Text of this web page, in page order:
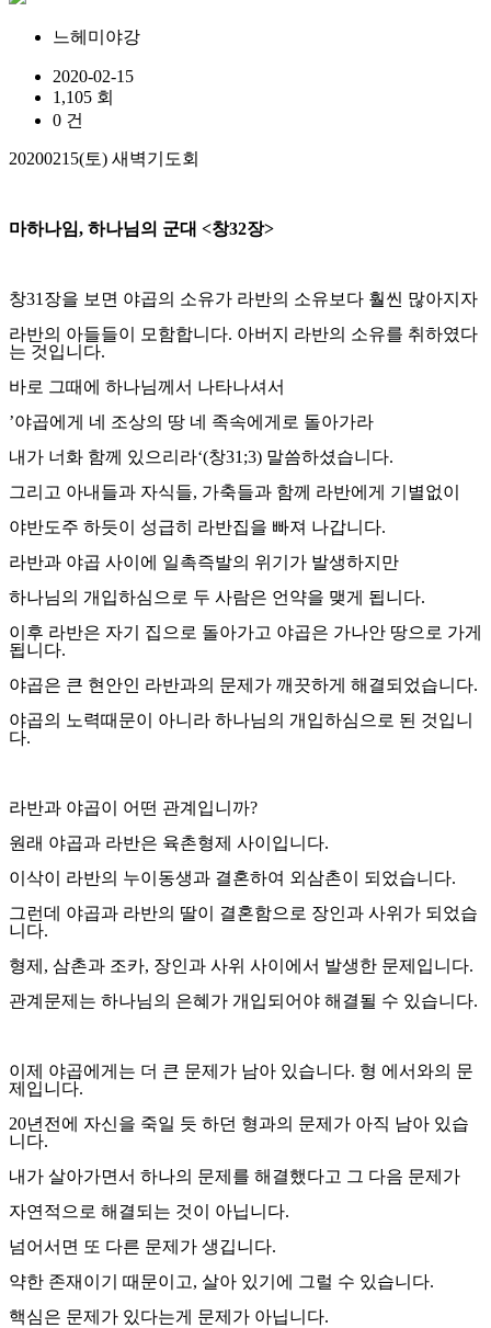
느헤미야강
2020-02-15
1,105 회
0 건
20200215(토) 새벽기도회
마하나임, 하나님의 군대 <창32장>
창31 장을 보면 야곱의 소유가 라반의 소유보다 훨씬 많아지자
라반의 아들들이 모함합니다. 아버지 라반의 소유를 취하였다
는 것입니다.
바로 그때에 하나님께서 나타나셔서
’야곱에게 네 조상의 땅 네 족속에게로 돌아가라
내가 너화 함께 있으리라‘(창31;3) 말씀하셨습니다.
그리고 아내들과 자식들, 가축들과 함께 라반에게 기별없이
야반도주 하듯이 성급히 라반집을 빠져 나갑니다.
라반과 야곱 사이에 일촉즉발의 위기가 발생하지만
하나님의 개입하심으로 두 사람은 언약을 맺게 됩니다.
이후 라반은 자기 집으로 돌아가고 야곱은 가나안 땅으로 가게
됩니다.
야곱은 큰 현안인 라반과의 문제가 깨끗하게 해결되었습니다.
야곱의 노력때문이 아니라 하나님의 개입하심으로 된 것입니
다.
라반과 야곱이 어떤 관계입니까?
원래 야곱과 라반은 육촌형제 사이입니다.
이삭이 라반의 누이동생과 결혼하여 외삼촌이 되었습니다.
그런데 야곱과 라반의 딸이 결혼함으로 장인과 사위가 되었습
니다.
형제 , 삼촌과 조카, 장인과 사위 사이에서 발생한 문제입니다.
관계문제는 하나님의 은혜가 개입되어야 해결될 수 있습니다.
이제 야곱에게는 더 큰 문제가 남아 있습니다. 형 에서와의 문
제입니다.
20년전에 자신을 죽일 듯 하던 형과의 문제가 아직 남아 있습
니다.
내가 살아가면서 하나의 문제를 해결했다고 그 다음 문제가
자연적으로 해결되는 것이 아닙니다.
넘어서면 또 다른 문제가 생깁니다.
약한 존재이기 때문이고, 살아 있기에 그럴 수 있습니다.
핵심은 문제가 있다는게 문제가 아닙니다.